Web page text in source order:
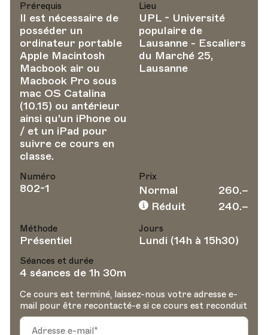
Prérequis
Il est nécessaire de
posséder un
ordinateur portable
Apple Macintosh
Macbook air ou
Macbook Pro sous
mac OS Catalina
(10.15) ou antérieur
ainsi qu'un iPhone ou
/ et un iPad pour
suivre ce cours en
classe.
Lieu
UPL - Université
populaire de
Lausanne - Escaliers
du Marché 25,
Lausanne
Numéro
802-1
Prix
Normal
260.–
Réduit
240.–
Méthode
Présentiel
Jours
Lundi (14h à 15h30)
Séances et durée
4 séances de 1h 30m
Ce cours est terminé, laissez-nous votre adresse e-
mail pour être recontacté-e si ce cours est reconduit